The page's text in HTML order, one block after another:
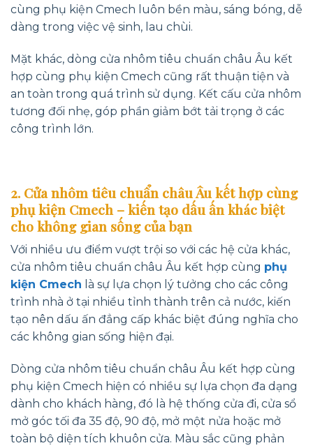
cùng phụ kiện Cmech luôn bền màu, sáng bóng, dễ
dàng trong việc vệ sinh, lau chùi.
Mặt khác, dòng cửa nhôm tiêu chuẩn châu Âu kết
hợp cùng phụ kiện Cmech cũng rất thuận tiện và
an toàn trong quá trình sử dụng. Kết cấu cửa nhôm
tương đối nhẹ, góp phần giảm bớt tải trọng ở các
công trình lớn.
2. Cửa nhôm tiêu chuẩn châu Âu kết hợp cùng
phụ kiện Cmech – kiến tạo dấu ấn khác biệt
cho không gian sống của bạn
Với nhiều ưu điểm vượt trội so với các hệ cửa khác,
cửa nhôm tiêu chuẩn châu Âu kết hợp cùng phụ
kiện Cmech là sự lựa chọn lý tưởng cho các công
trình nhà ở tại nhiều tỉnh thành trên cả nước, kiến
tạo nên dấu ấn đẳng cấp khác biệt đúng nghĩa cho
các không gian sống hiện đại.
Dòng cửa nhôm tiêu chuẩn châu Âu kết hợp cùng
phụ kiện Cmech hiện có nhiều sự lựa chọn đa dạng
dành cho khách hàng, đó là hệ thống cửa đi, cửa sổ
mở góc tối đa 35 độ, 90 độ, mở một nửa hoặc mở
toàn bộ diện tích khuôn cửa. Màu sắc cũng phản